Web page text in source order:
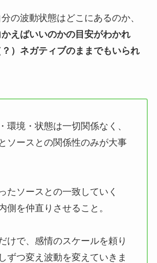
の波動状態はどこにあるのか、
えばいいのかの目安がわかれ
）ネガティブのままでもいられ
環境・状態は一切関係なく、
ソースとの関係性のみが大事
たソースとの一致していく
側を仲直りさせること。
けで、感情のスケールを頼り
ずつ変え波動を変えていきま